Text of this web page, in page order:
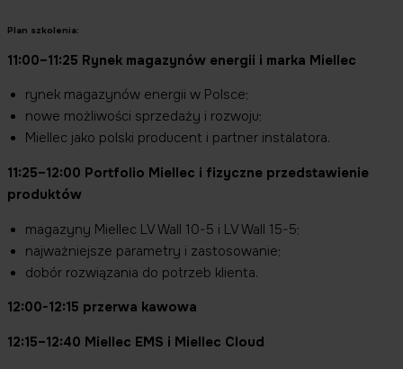
Plan szkolenia:
11:00–11:25 Rynek magazynów energii i marka Miellec
rynek magazynów energii w Polsce;
nowe możliwości sprzedaży i rozwoju;
Miellec jako polski producent i partner instalatora.
11:25–12:00 Portfolio Miellec i fizyczne przedstawienie
produktów
magazyny Miellec LV Wall 10-5 i LV Wall 15-5;
najważniejsze parametry i zastosowanie;
dobór rozwiązania do potrzeb klienta.
12:00-12:15 przerwa kawowa
12:15–12:40 Miellec EMS i Miellec Cloud